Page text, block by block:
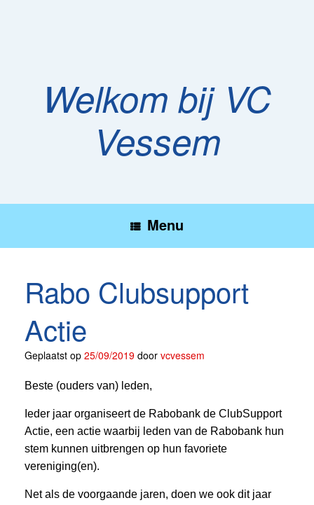
Welkom bij VC
Vessem
Menu
Rabo Clubsupport
Actie
Geplaatst op 25/09/2019 door vcvessem
Beste (ouders van) leden,
Ieder jaar organiseert de Rabobank de ClubSupport
Actie, een actie waarbij leden van de Rabobank hun
stem kunnen uitbrengen op hun favoriete
vereniging(en).
Net als de voorgaande jaren, doen we ook dit jaar